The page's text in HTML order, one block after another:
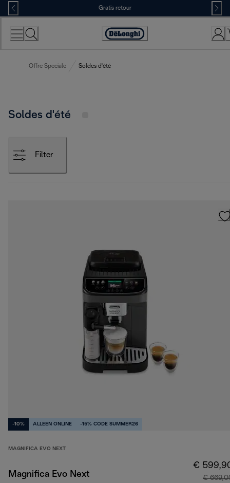
Skip
to
Content
Gratis retour
Accessibility
Offre Speciale Soldes d'été
Soldes d'été
Filter
-10% ALLEEN ONLINE -15% CODE SUMMER26
MAGNIFICA EVO NEXT
Magnifica Evo Next
€
€